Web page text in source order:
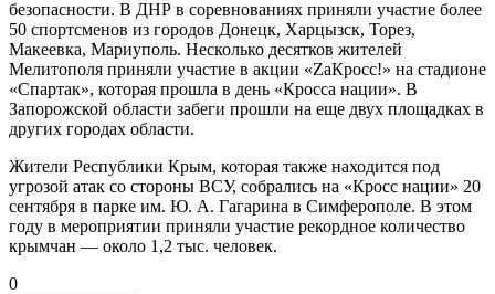
безопасности. В ДНР в соревнованиях приняли участие более
50 спортсменов из городов Донецк, Харцызск, Торез,
Макеевка, Мариуполь. Несколько десятков жителей
Мелитополя приняли участие в акции «ZaКросс!» на стадионе
«Спартак», которая прошла в день «Кросса нации». В
Запорожской области забеги прошли на еще двух площадках в
других городах области.
Жители Республики Крым, которая также находится под
угрозой атак со стороны ВСУ, собрались на «Кросс нации» 20
сентября в парке им. Ю. А. Гагарина в Симферополе. В этом
году в мероприятии приняли участие рекордное количество
крымчан — около 1,2 тыс. человек.
0